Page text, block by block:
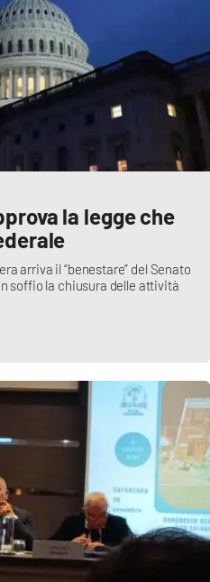
la legge che
arriva il “benestare” del Senato
soffio la chiusura delle attività